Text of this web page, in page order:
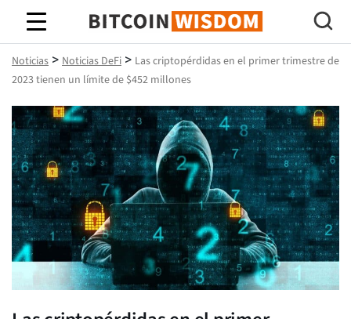
Sabiduría de Bitcoin
Noticias > Noticias DeFi > Las criptopérdidas en el primer trimestre de
2023 tienen un límite de $452 millones